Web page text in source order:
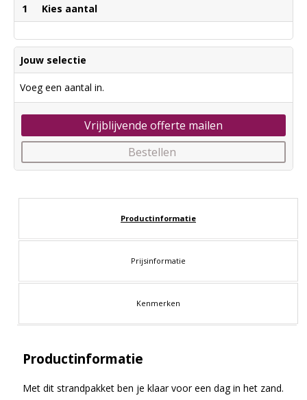
1 Kies aantal
Jouw selectie
Voeg een aantal in.
Vrijblijvende offerte mailen
Bestellen
Productinformatie
Prijsinformatie
Kenmerken
Productinformatie
Met dit strandpakket ben je klaar voor een dag in het zand.